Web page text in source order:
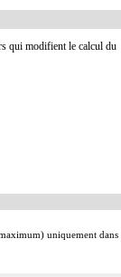
qui modifient le calcul du
uniquement dans